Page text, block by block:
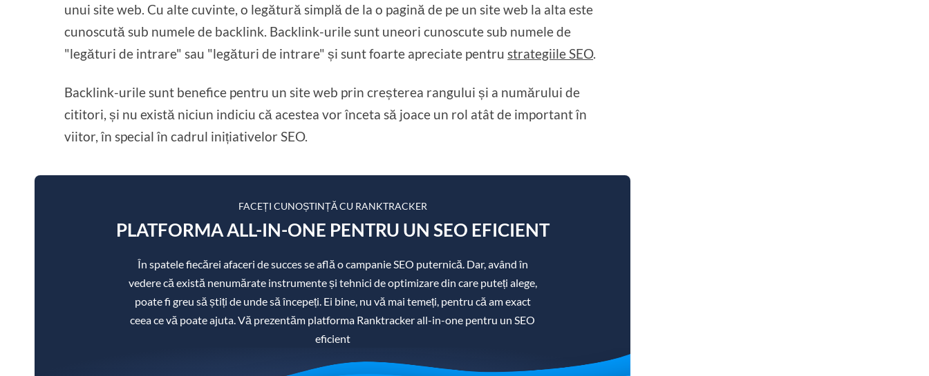
unui site web. Cu alte cuvinte, o legătură simplă de la o pagină de pe un site web la alta este
cunoscută sub numele de backlink. Backlink-urile sunt uneori cunoscute sub numele de
"legături de intrare" sau "legături de intrare" și sunt foarte apreciate pentru strategiile SEO.
Backlink-urile sunt benefice pentru un site web prin creșterea rangului și a numărului de
cititori, și nu există niciun indiciu că acestea vor înceta să joace un rol atât de important în
viitor, în special în cadrul inițiativelor SEO.
FACEȚI CUNOȘTINȚĂ CU RANKTRACKER
PLATFORMA ALL-IN-ONE PENTRU UN SEO EFICIENT
În spatele fiecărei afaceri de succes se află o campanie SEO puternică. Dar, având în
vedere că există nenumărate instrumente și tehnici de optimizare din care puteți alege,
poate fi greu să știți de unde să începeți. Ei bine, nu vă mai temeți, pentru că am exact
ceea ce vă poate ajuta. Vă prezentăm platforma Ranktracker all-in-one pentru un SEO
eficient